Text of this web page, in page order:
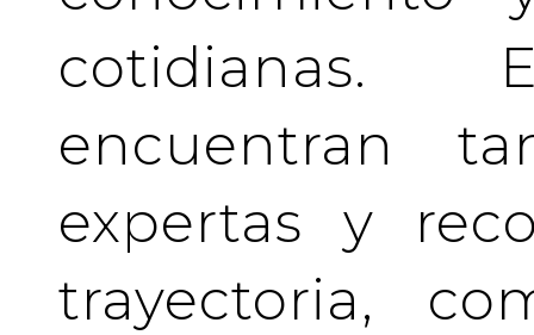
encuentran
expertas y
trayectoria,